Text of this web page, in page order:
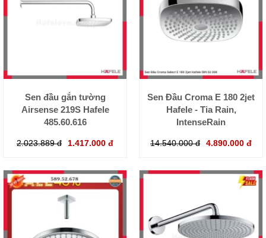
Sen đầu gắn tường
Airsense 219S Hafele
485.60.616
2.023.889 đ 1.417.000 đ
Sen Đầu Croma E 180 2jet
Hafele - Tia Rain,
IntenseRain
14.540.000 đ 4.890.000 đ